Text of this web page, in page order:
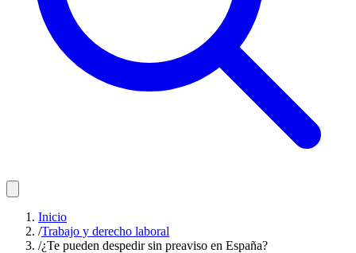
Inicio
/Trabajo y derecho laboral
/¿Te pueden despedir sin preaviso en España?